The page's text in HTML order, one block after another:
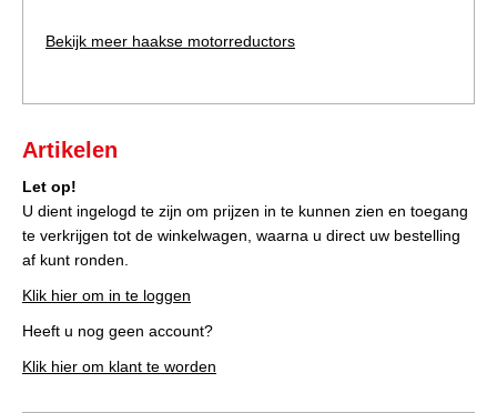
Bekijk meer haakse motorreductors
Artikelen
Let op!
U dient ingelogd te zijn om prijzen in te kunnen zien en toegang
te verkrijgen tot de winkelwagen, waarna u direct uw bestelling
af kunt ronden.
Klik hier om in te loggen
Heeft u nog geen account?
Klik hier om klant te worden